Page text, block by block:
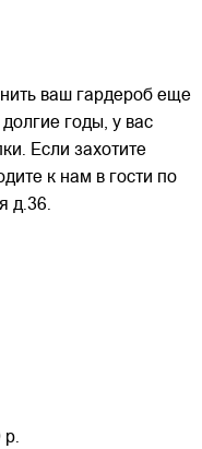
ваш гардероб еще
годы, у вас
Если захотите
к нам в гости по
д.36.
р.